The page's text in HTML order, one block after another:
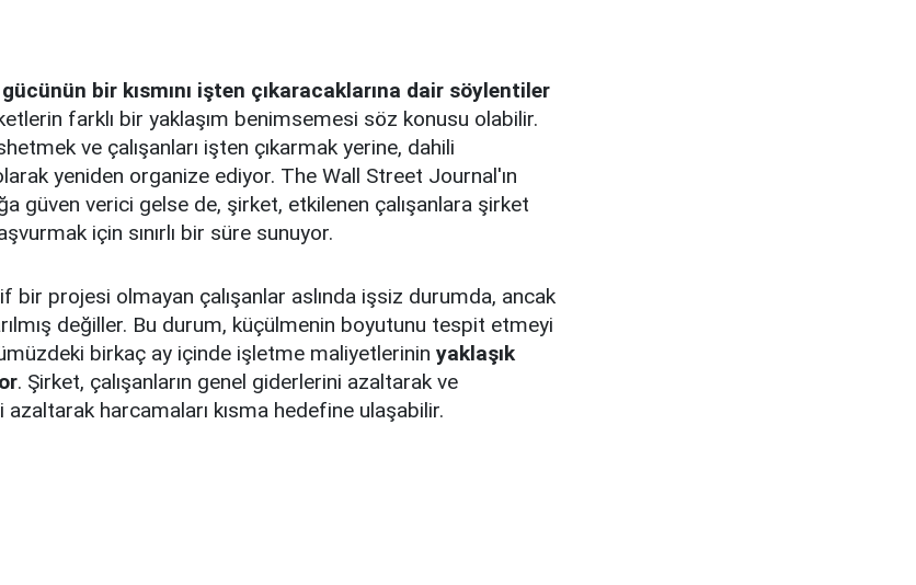
bir kısmını işten çıkaracaklarına dair söylentiler
farklı bir yaklaşım benimsemesi söz konusu olabilir.
ve çalışanları işten çıkarmak yerine, dahili
yeniden organize ediyor. The Wall Street Journal'ın
güven verici gelse de, şirket, etkilenen çalışanlara şirket
için sınırlı bir süre sunuyor.
bir projesi olmayan çalışanlar aslında işsiz durumda, ancak
değiller. Bu durum, küçülmenin boyutunu tespit etmeyi
birkaç ay içinde işletme maliyetlerinin yaklaşık
. Şirket, çalışanların genel giderlerini azaltarak ve
azaltarak harcamaları kısma hedefine ulaşabilir.